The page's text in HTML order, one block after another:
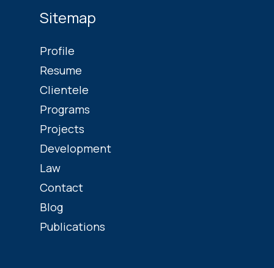
Sitemap
Profile
Resume
Clientele
Programs
Projects
Development
Law
Contact
Blog
Publications